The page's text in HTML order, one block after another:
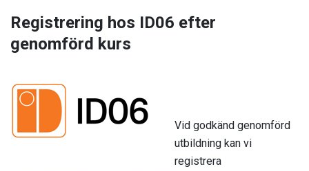
Registrering hos ID06 efter
genomförd kurs
Vid godkänd genomförd
utbildning kan vi
registrera